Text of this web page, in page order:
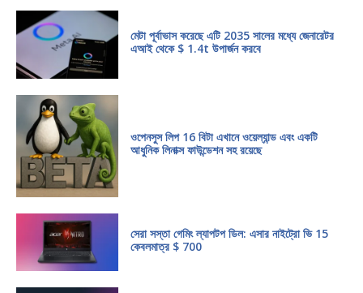
মেটা পূর্বাভাস করেছে এটি 2035 সালের মধ্যে জেনারেটর
এআই থেকে $ 1.4t উপার্জন করবে
ওপেনসুস লিপ 16 বিটা এখানে ওয়েল্যান্ড এবং একটি
আধুনিক লিনাক্স ফাউন্ডেশন সহ রয়েছে
সেরা সস্তা গেমিং ল্যাপটপ ডিল: এসার নাইট্রো ভি 15
কেবলমাত্র $ 700